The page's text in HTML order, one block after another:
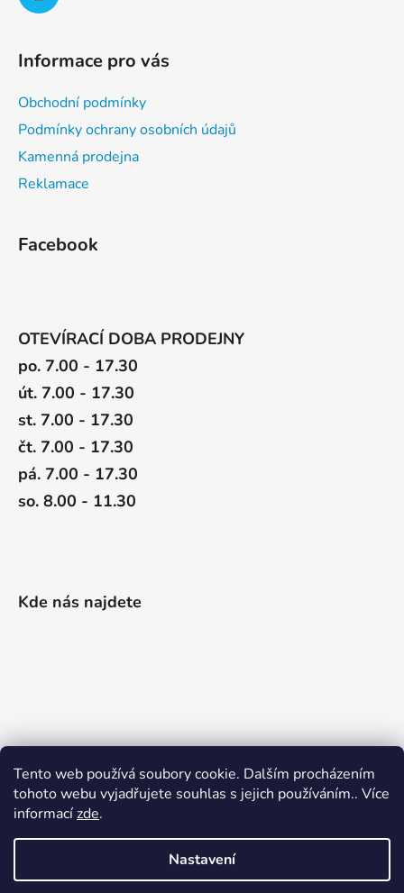
Tento web používá soubory cookie. Dalším procházením
tohoto webu vyjadřujete souhlas s jejich používáním.. Více
informacízde.
Nastavení
Informace pro vás
Obchodní podmínky
Podmínky ochrany osobních údajů
Kamenná prodejna
Reklamace
Facebook
OTEVÍRACÍ DOBA PRODEJNY
po. 7.00 - 17.30
út. 7.00 - 17.30
st. 7.00 - 17.30
čt. 7.00 - 17.30
pá. 7.00 - 17.30
so. 8.00 - 11.30
Kde nás najdete